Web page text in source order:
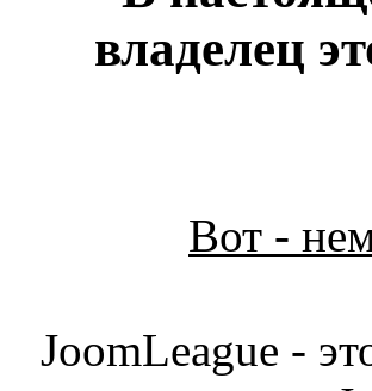
владелец
Вот -
JoomLeague -